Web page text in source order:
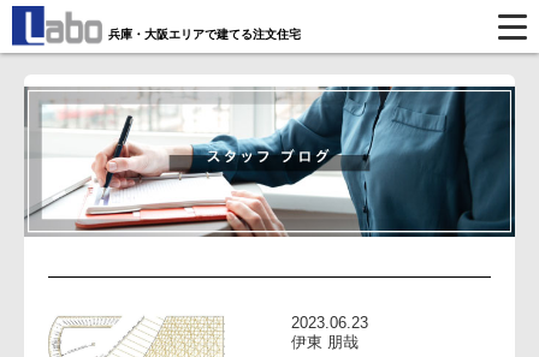
兵庫・大阪エリアで建てる注文住宅
2023.06.23
伊東 朋哉